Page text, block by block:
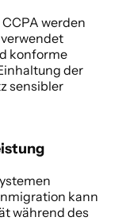
werden
konforme
der
sensibler
kann
während des